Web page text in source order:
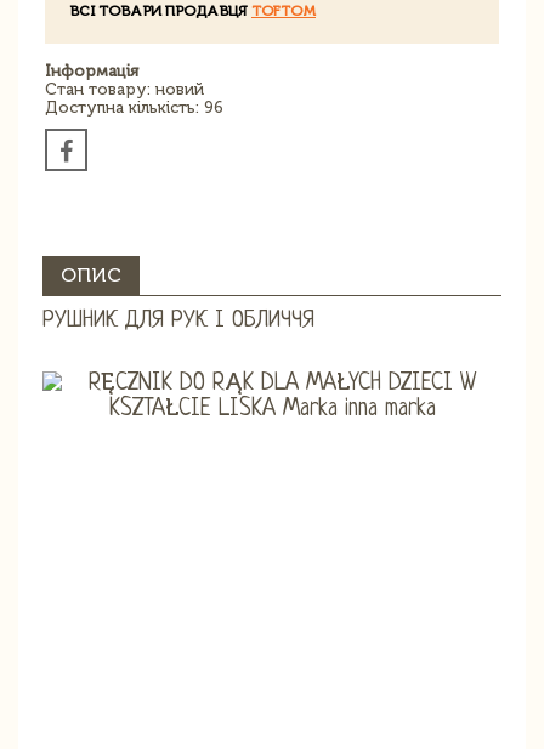
ВСІ ТОВАРИ ПРОДАВЦЯ TOFTOM
Інформація
Стан товару: новий
Доступна кількість: 96
ОПИС
РУШНИК ДЛЯ РУК І ОБЛИЧЧЯ